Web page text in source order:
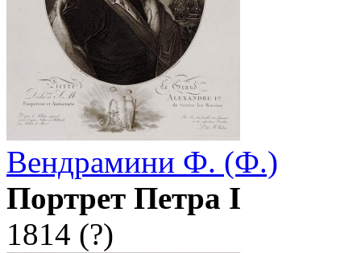
Вендрамини Ф. (Ф.)
Портрет Петра I
1814 (?)